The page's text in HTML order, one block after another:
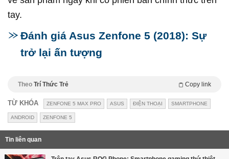
tay.
Đánh giá Asus Zenfone 5 (2018): Sự
trở lại ấn tượng
Theo Trí Thức Trẻ Copy link
TỪ KHÓA ZENFONE 5 MAX PRO ASUS ĐIỆN THOẠI SMARTPHONE
ANDROID ZENFONE 5
Tin liên quan